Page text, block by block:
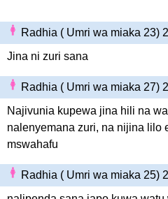
Radhia ( Umri wa miaka 23)
Jina ni zuri sana
Radhia ( Umri wa miaka 27)
Najivunia kupewa jina hili na
nalenyemana zuri, na nijina lilo
mswahafu
Radhia ( Umri wa miaka 25)